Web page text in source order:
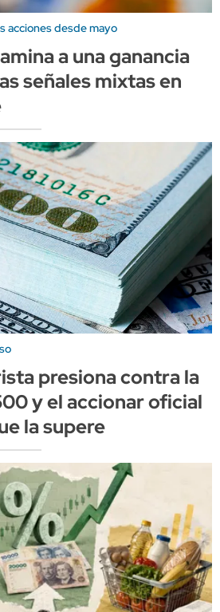
acciones desde mayo
a una ganancia
señales mixtas en
presiona contra la
y el accionar oficial
la supere